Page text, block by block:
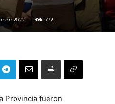
de 2022 772
Provincia fueron